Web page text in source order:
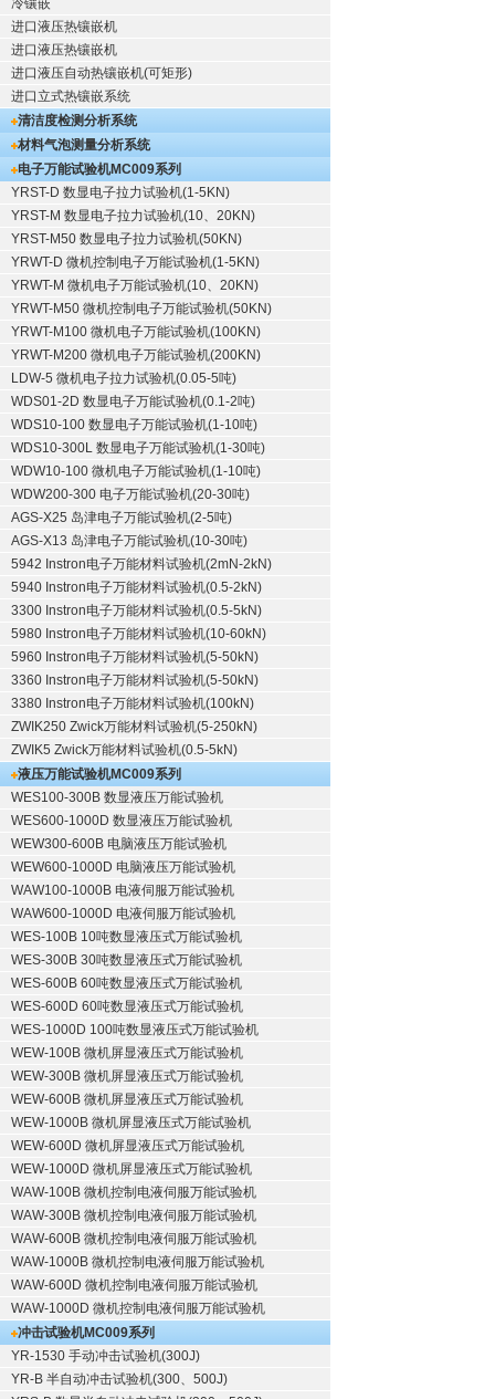
冷镶嵌
进口液压热镶嵌机
进口液压热镶嵌机
进口液压自动热镶嵌机(可矩形)
进口立式热镶嵌系统
清洁度检测分析系统
材料气泡测量分析系统
电子万能试验机MC009系列
YRST-D 数显电子拉力试验机(1-5KN)
YRST-M 数显电子拉力试验机(10、20KN)
YRST-M50 数显电子拉力试验机(50KN)
YRWT-D 微机控制电子万能试验机(1-5KN)
YRWT-M 微机电子万能试验机(10、20KN)
YRWT-M50 微机控制电子万能试验机(50KN)
YRWT-M100 微机电子万能试验机(100KN)
YRWT-M200 微机电子万能试验机(200KN)
LDW-5 微机电子拉力试验机(0.05-5吨)
WDS01-2D 数显电子万能试验机(0.1-2吨)
WDS10-100 数显电子万能试验机(1-10吨)
WDS10-300L 数显电子万能试验机(1-30吨)
WDW10-100 微机电子万能试验机(1-10吨)
WDW200-300 电子万能试验机(20-30吨)
AGS-X25 岛津电子万能试验机(2-5吨)
AGS-X13 岛津电子万能试验机(10-30吨)
5942 Instron电子万能材料试验机(2mN-2kN)
5940 Instron电子万能材料试验机(0.5-2kN)
3300 Instron电子万能材料试验机(0.5-5kN)
5980 Instron电子万能材料试验机(10-60kN)
5960 Instron电子万能材料试验机(5-50kN)
3360 Instron电子万能材料试验机(5-50kN)
3380 Instron电子万能材料试验机(100kN)
ZWIK250 Zwick万能材料试验机(5-250kN)
ZWIK5 Zwick万能材料试验机(0.5-5kN)
液压万能试验机MC009系列
WES100-300B 数显液压万能试验机
WES600-1000D 数显液压万能试验机
WEW300-600B 电脑液压万能试验机
WEW600-1000D 电脑液压万能试验机
WAW100-1000B 电液伺服万能试验机
WAW600-1000D 电液伺服万能试验机
WES-100B 10吨数显液压式万能试验机
WES-300B 30吨数显液压式万能试验机
WES-600B 60吨数显液压式万能试验机
WES-600D 60吨数显液压式万能试验机
WES-1000D 100吨数显液压式万能试验机
WEW-100B 微机屏显液压式万能试验机
WEW-300B 微机屏显液压式万能试验机
WEW-600B 微机屏显液压式万能试验机
WEW-1000B 微机屏显液压式万能试验机
WEW-600D 微机屏显液压式万能试验机
WEW-1000D 微机屏显液压式万能试验机
WAW-100B 微机控制电液伺服万能试验机
WAW-300B 微机控制电液伺服万能试验机
WAW-600B 微机控制电液伺服万能试验机
WAW-1000B 微机控制电液伺服万能试验机
WAW-600D 微机控制电液伺服万能试验机
WAW-1000D 微机控制电液伺服万能试验机
冲击试验机MC009系列
YR-1530 手动冲击试验机(300J)
YR-B 半自动冲击试验机(300、500J)